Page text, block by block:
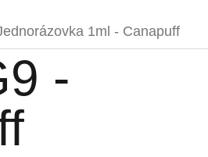
1ml - Canapuff
-